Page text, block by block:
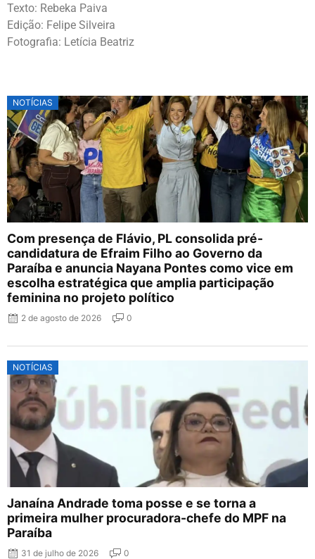
Texto: Rebeka Paiva
Edição: Felipe Silveira
Fotografia: Letícia Beatriz
NOTÍCIAS
Com presença de Flávio, PL consolida pré-
candidatura de Efraim Filho ao Governo da
Paraíba e anuncia Nayana Pontes como vice em
escolha estratégica que amplia participação
feminina no projeto político
2 de agosto de 2026 0
NOTÍCIAS
Janaína Andrade toma posse e se torna a
primeira mulher procuradora-chefe do MPF na
Paraíba
31 de julho de 2026 0